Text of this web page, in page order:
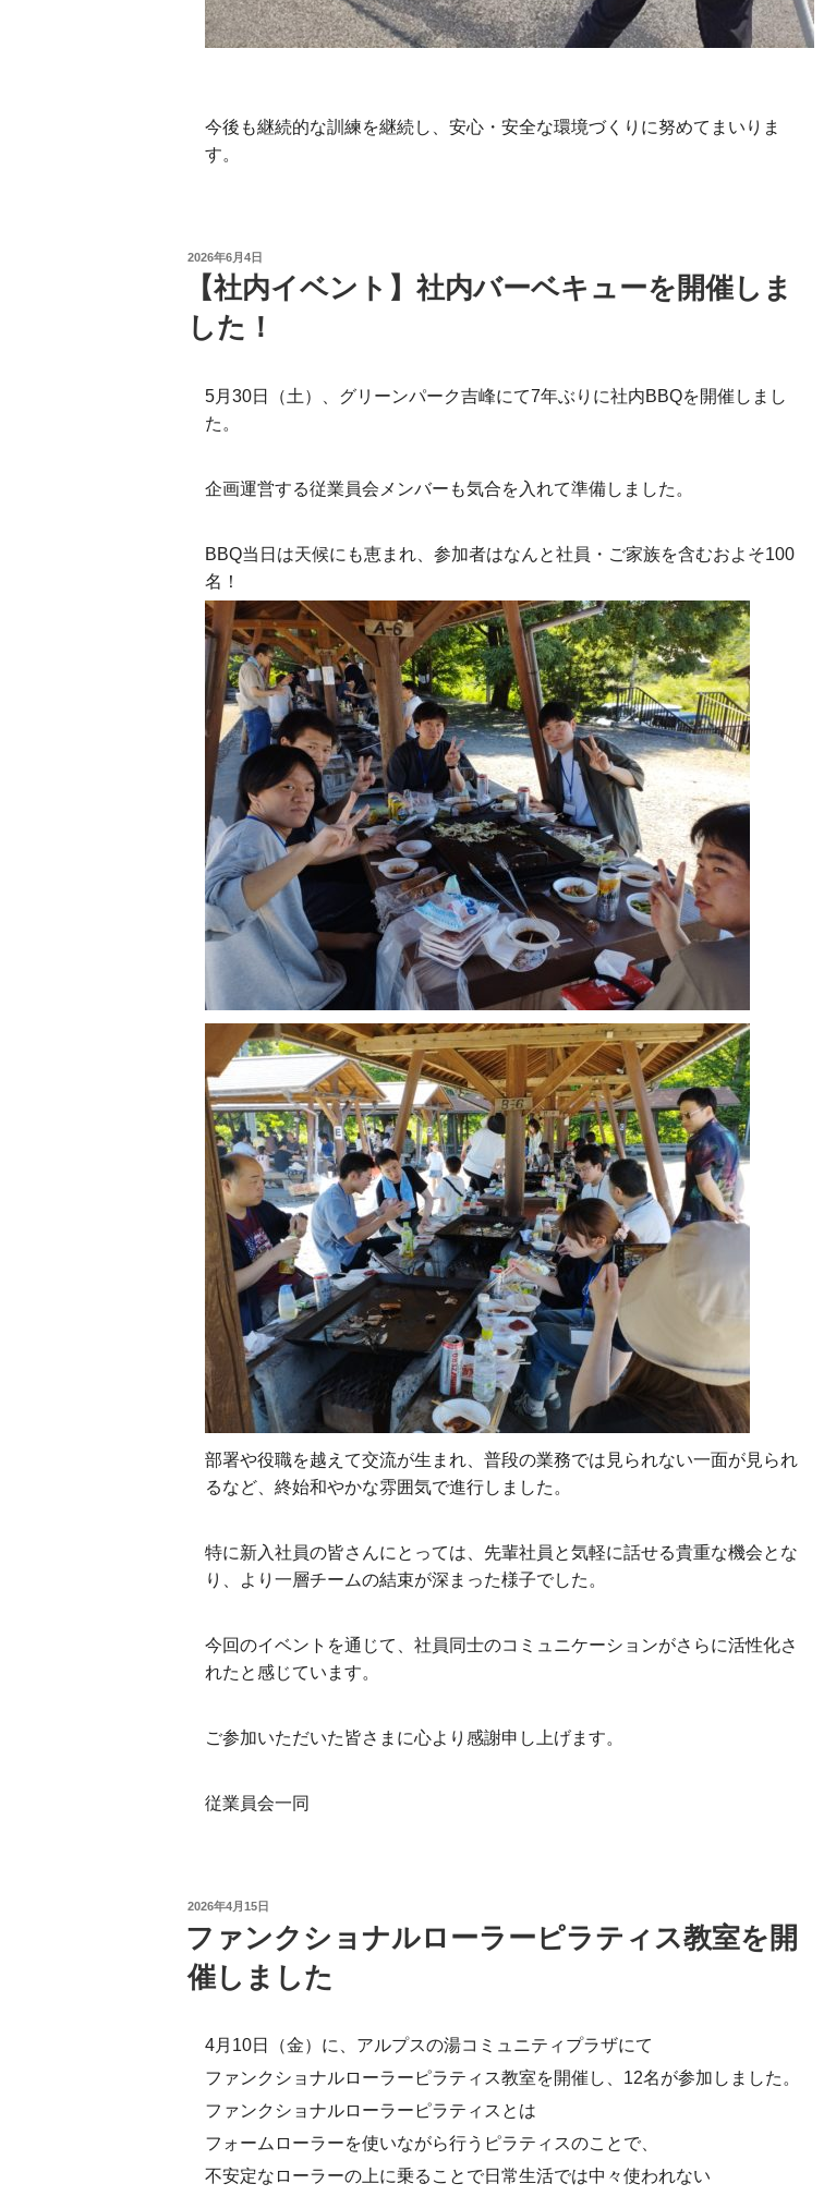
今後も継続的な訓練を継続し、安心・安全な環境づくりに努めてまいりま
す。
投
2026年6月4日
【社内イベント】社内バーベキューを開催しま
した！
5月30日（土）、グリーンパーク吉峰にて7年ぶりに社内BBQを開催しまし
た。
企画運営する従業員会メンバーも気合を入れて準備しました。
BBQ当日は天候にも恵まれ、参加者はなんと社員・ご家族を含むおよそ100
名！
部署や役職を越えて交流が生まれ、普段の業務では見られない一面が見られ
るなど、終始和やかな雰囲気で進行しました。
特に新入社員の皆さんにとっては、先輩社員と気軽に話せる貴重な機会とな
り、より一層チームの結束が深まった様子でした。
今回のイベントを通じて、社員同士のコミュニケーションがさらに活性化さ
れたと感じています。
ご参加いただいた皆さまに心より感謝申し上げます。
従業員会一同
投
日:
2026年4月15日
ファンクショナルローラーピラティス教室を開
催しました
4月10日（金）に、アルプスの湯コミュニティプラザにて
ファンクショナルローラーピラティス教室を開催し、12名が参加しました。
ファンクショナルローラーピラティスとは
フォームローラーを使いながら行うピラティスのことで、
不安定なローラーの上に乗ることで日常生活では中々使われない